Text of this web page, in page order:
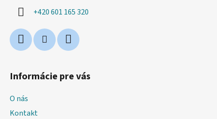
+420 601 165 320
Informácie pre vás
O nás
Kontakt